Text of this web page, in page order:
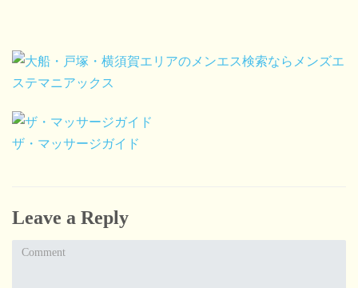
ザ・マッサージガイド
Leave a Reply